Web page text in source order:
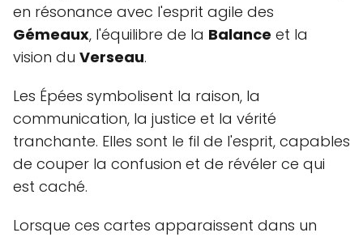
en résonance avec l'esprit agile des
Gémeaux, l'équilibre de la Balance et la
vision du Verseau.
Les Épées symbolisent la raison, la
communication, la justice et la vérité
tranchante. Elles sont le fil de l'esprit, capables
de couper la confusion et de révéler ce qui
est caché.
Lorsque ces cartes apparaissent dans un